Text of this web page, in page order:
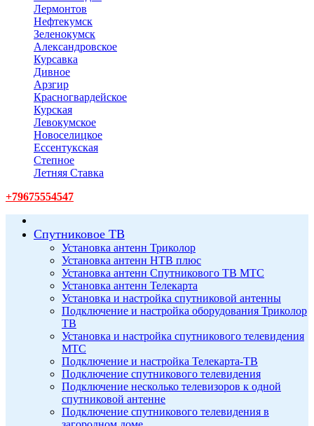
Лермонтов
Нефтекумск
Зеленокумск
Александровское
Курсавка
Дивное
Арзгир
Красногвардейское
Курская
Левокумское
Новоселицкое
Ессентукская
Степное
Летняя Ставка
+79675554547
Спутниковое ТВ
Установка антенн Триколор
Установка антенн НТВ плюс
Установка антенн Спутникового ТВ МТС
Установка антенн Телекарта
Установка и настройка спутниковой антенны
Подключение и настройка оборудования Триколор
ТВ
Установка и настройка спутникового телевидения
МТС
Подключение и настройка Телекарта-ТВ
Подключение спутникового телевидения
Подключение несколько телевизоров к одной
спутниковой антенне
Подключение спутникового телевидения в